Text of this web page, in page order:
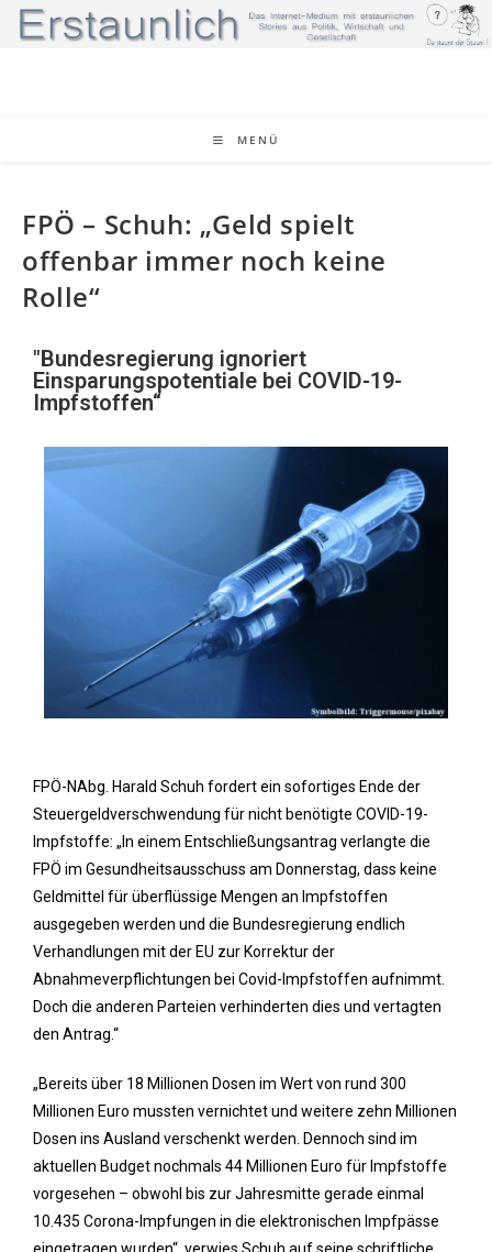
MENÜ
FPÖ – Schuh: „Geld spielt
offenbar immer noch keine
Rolle“
"Bundesregierung ignoriert
Einsparungspotentiale bei COVID-19-
Impfstoffen“
FPÖ-NAbg. Harald Schuh fordert ein sofortiges Ende der
Steuergeldverschwendung für nicht benötigte COVID-19-
Impfstoffe: „In einem Entschließungsantrag verlangte die
FPÖ im Gesundheitsausschuss am Donnerstag, dass keine
Geldmittel für überflüssige Mengen an Impfstoffen
ausgegeben werden und die Bundesregierung endlich
Verhandlungen mit der EU zur Korrektur der
Abnahmeverpflichtungen bei Covid-Impfstoffen aufnimmt.
Doch die anderen Parteien verhinderten dies und vertagten
den Antrag.“
„Bereits über 18 Millionen Dosen im Wert von rund 300
Millionen Euro mussten vernichtet und weitere zehn Millionen
Dosen ins Ausland verschenkt werden. Dennoch sind im
aktuellen Budget nochmals 44 Millionen Euro für Impfstoffe
vorgesehen – obwohl bis zur Jahresmitte gerade einmal
10.435 Corona-Impfungen in die elektronischen Impfpässe